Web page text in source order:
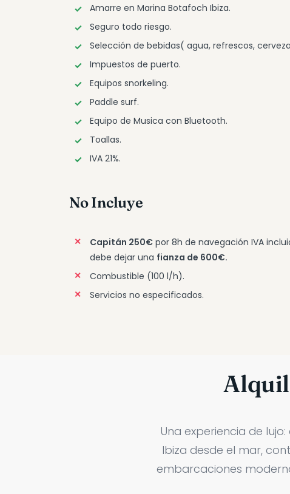
Amarre en Marina Botafoch Ibiza.
Seguro todo riesgo.
Selección de bebidas( agua, refrescos,
Impuestos de puerto.
Equipos snorkeling.
Paddle surf.
Equipo de Musica con Bluetooth.
Toallas.
IVA 21%.
No Incluye
Capitán 250€ por 8h de navegación IVA
debe dejar una fianza de 600€.
Combustible (100 l/h).
Servicios no especificados.
Una experiencia de
Ibiza desde el mar,
embarcaciones